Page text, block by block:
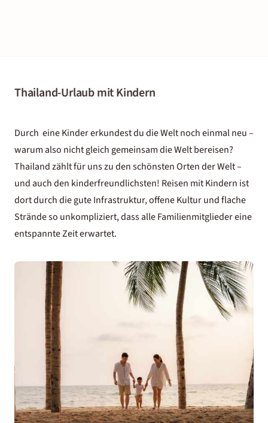
Thailand-Urlaub mit Kindern
Durch eine Kinder erkundest du die Welt noch einmal neu –
warum also nicht gleich gemeinsam die Welt bereisen?
Thailand zählt für uns zu den schönsten Orten der Welt –
und auch den kinderfreundlichsten! Reisen mit Kindern ist
dort durch die gute Infrastruktur, offene Kultur und flache
Strände so unkompliziert, dass alle Familienmitglieder eine
entspannte Zeit erwartet.